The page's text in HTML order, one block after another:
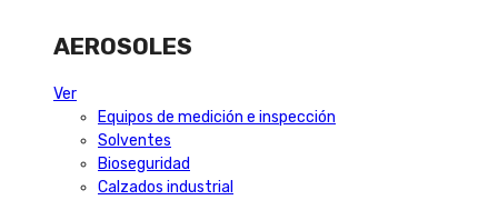
AEROSOLES
Ver
Equipos de medición e inspección
Solventes
Bioseguridad
Calzados industrial